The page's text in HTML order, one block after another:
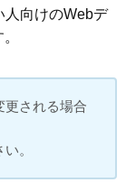
人向けのWebデ
更される場合
。